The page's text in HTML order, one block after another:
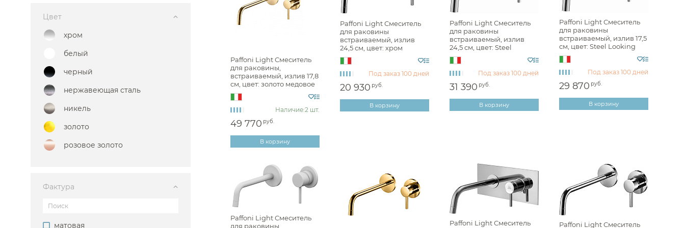
Для раковины встраиваемые Iddis
Для раковины встраиваемые Joerger
Для раковины встраиваемые Kerama Marazzi
Для раковины встраиваемые Keuco
Для раковины встраиваемые Kludi
Для раковины встраиваемые Laufen
Для раковины встраиваемые Migliore
Для раковины встраиваемые Nicolazzi
Для раковины встраиваемые Omnires
Для раковины встраиваемые Ramonsoler
Цвет
хром
белый
черный
нержавеющая сталь
никель
золото
розовое золото
Фактура
матовая
Paffoni Light Смеситель
для раковины,
встраиваемый, излив 17,8
см, цвет: золото медовое
LIG006HG70
Наличие:2 шт.
49 770 руб.
В корзину
Paffoni Light Смеситель
для раковины
встраиваемый, излив
24,5 см, цвет: хром
LIG007CR70
Под заказ 100 дней
20 930 руб.
В корзину
Paffoni Light Смеситель
для раковины
встраиваемый, излив
24,5 см, цвет: Steel
Looking LIG007ST70
Под заказ 100 дней
31 390 руб.
В корзину
Paffoni Light Смеситель
для раковины
встраиваемый, излив 17,5
см, цвет: Steel Looking
LIG006ST70
Под заказ 100 дней
29 870 руб.
В корзину
Paffoni Light Смеситель
для раковины
Paffoni Light Смеситель
Paffoni Light Смеситель